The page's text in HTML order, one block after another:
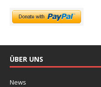
ÜBER UNS
News